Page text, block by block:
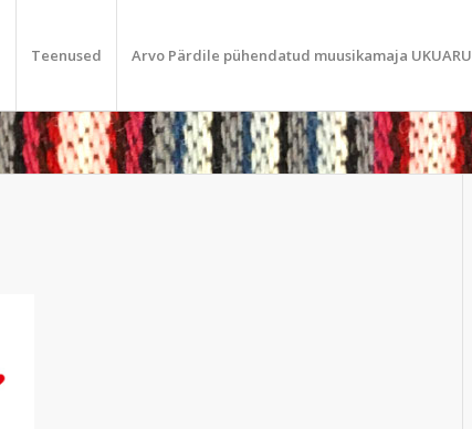
Teenused Arvo Pärdile pühendatud muusikamaja UKUARU